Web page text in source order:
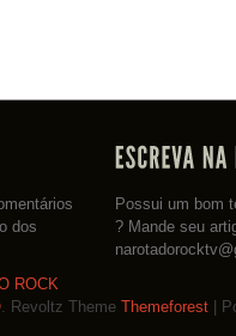
dos
Possui um bom
? Mande seu
ROCK
. Revoltz Theme Themeforest |